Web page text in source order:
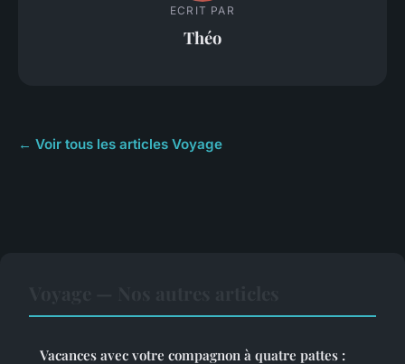
ECRIT PAR
Théo
← Voir tous les articles Voyage
Vacances avec votre compagnon à quatre pattes :